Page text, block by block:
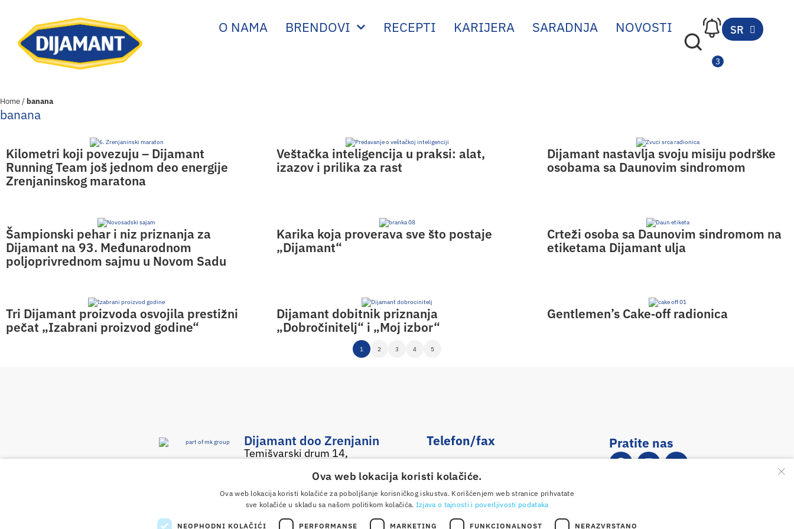
O NAMA BRENDOVI RECEPTI KARIJERA SARADNJA NOVOSTI SR
EN
Home/ banana
banana
Kilometri koji povezuju – Dijamant
Running Team još jednom deo energije
Zrenjaninskog maratona
Veštačka inteligencija u praksi: alat,
izazov i prilika za rast
Dijamant nastavlja svoju misiju podrške
osobama sa Daunovim sindromom
Šampionski pehar i niz priznanja za
Dijamant na 93. Međunarodnom
poljoprivrednom sajmu u Novom Sadu
Karika koja proverava sve što postaje
„Dijamant“
Crteži osoba sa Daunovim sindromom na
etiketama Dijamant ulja
Tri Dijamant proizvoda osvojila prestižni
pečat „Izabrani proizvod godine“
Dijamant dobitnik priznanja
„Dobročinitelj“ i „Moj izbor“
Gentlemen’s Cake‑off radionica
1 2 3 4 5
Dijamant doo Zrenjanin
Temišvarski drum 14,
Pronađite nas na Google karti
Telefon/fax
+381 23 551 001
E-mail
office@dijamant.rs
Pratite nas
×
Ova web lokacija koristi kolačiće.
Ova web lokacija koristi kolačiće za poboljšanje korisničkog iskustva. Korišćenjem web stranice prihvatate
sve kolačiće u skladu sa našom politikom kolačića. Izjava o tajnosti i poverljivosti podataka
NEOPHODNI KOLAČIĆI PERFORMANSE MARKETING FUNKCIONALNOST NERAZVRSTANO